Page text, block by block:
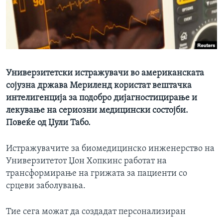
ИНТЕРВЈУА
Универзитетски истражувачи во американската
сојузна држава Мериленд користат вештачка
интелигенција за подобро дијагностицирање и
лекување на сериозни медицински состојби.
Повеќе од Џули Табо.
Истражувачите за биомедицинско инженерство на
Универзитетот Џон Хопкинс работат на
трансформирање на грижата за пациенти со
срцеви заболувања.
Тие сега можат да создадат персонализиран